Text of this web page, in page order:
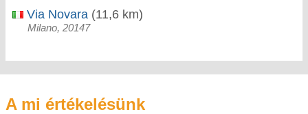
Via Novara (11,6 km)
Milano, 20147
A mi értékelésünk